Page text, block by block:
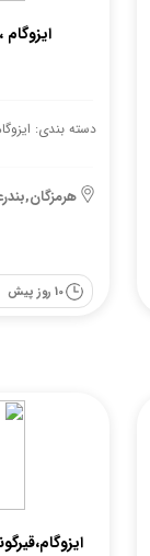
دسته بندی:
10 روز پیش